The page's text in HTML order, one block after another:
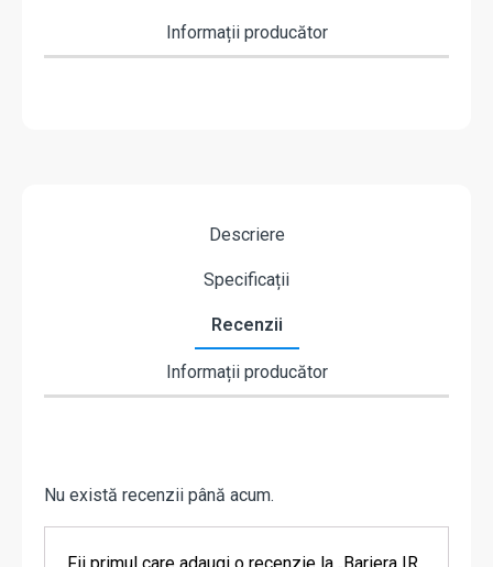
Informații producător
Descriere
Specificații
Recenzii
Informații producător
Nu există recenzii până acum.